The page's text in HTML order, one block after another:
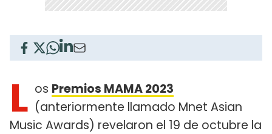
L os Premios MAMA 2023
(anteriormente llamado Mnet Asian
Music Awards)​ revelaron el 19 de octubre la